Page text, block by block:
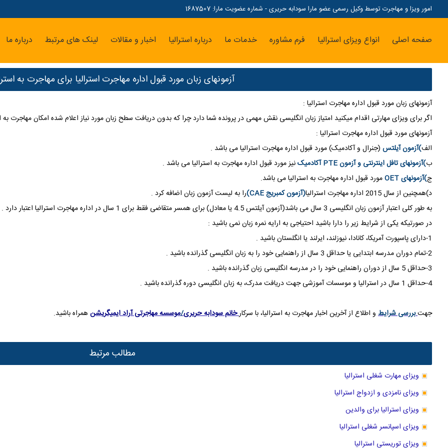
امور ویزا و مهاجرت توسط وکیل رسمی عضو مارا سودابه حریری - شماره عضویت مارا: 1687507
صفحه اصلی انواع ویزای استرالیا فرم مشاوره خدمات ما درباره استرالیا اخبار و مقالات لینک های مرتبط درباره ما
آزمونهای زبان مورد قبول اداره مهاجرت استرالیا برای مهاجرت به
آزمونهای زبان مورد قبول اداره مهاجرت استرالیا :
اگر برای ویزای مهارتی اقدام میکنید امتیاز زبان انگلیسی نقش مهمی در پرونده شما دارد چرا که بدون دریافت سطح زبان مورد نیاز اعلام شده امکان مهاجرت به
آزمونهای مورد قبول اداره مهاجرت استرالیا :
الف)آزمون آیلتس (جنرال و آکادمیک) مورد قبول اداره مهاجرت استرالیا می باشد .
ب)آزمونهای تافل اینترنتی و آزمون PTE آکادمیک
نیز مورد قبول اداره مهاجرت به استرالیا می باشد .
ج)آزمونهای OET
مورد قبول اداره مهاجرت به استرالیا می باشد.
د)همچنین از سال 2015 اداره مهاجرت استرالیا
(آزمون کمبریج CAE)
را به لیست آزمون زبان اضافه کرد .
به طور کلی اعتبار آزمون زبان انگلیسی 3 سال می باشد(آزمون آیلتس 4.5 یا معادل) برای همسر متقاضی فقط برای 1 سال در اداره مهاجرت استرالیا اعتبار دارد .
در صورتیکه یکی از شرایط زیر را دارا باشید احتیاجی به ارایه نمره زبان نمی باشید :
1-دارای پاسپورت آمریکا، کانادا، نیوزلند، ایرلند یا انگلستان باشید .
2-تمام دوران مدرسه ابتدایی یا حداقل 3 سال از راهنمایی خود را به زبان انگلیسی گذرانده باشید .
3-حداقل 5 سال از دوران راهنمایی خود را در مدرسه انگلیسی زبان گذرانده باشید .
4-حداقل 1 سال در استرالیا و موسسات آموزشی جهت دریافت مدرک، به زبان انگلیسی دوره گذرانده باشید .
جهتبررسی شرایط و اطلاع از آخرین اخبار مهاجرت به استرالیا، با سرکارخانم سودابه حریری/موسسه مهاجرتی آراد ایمیگریشنهمراه باشید.
مطالب مرتبط
ویزای مهارت شغلی استرالیا
ویزای نامزدی و ازدواج استرالیا
ویزای استرالیا برای والدین
ویزای اسپانسر شغلی استرالیا
ویزای توریستی استرالیا